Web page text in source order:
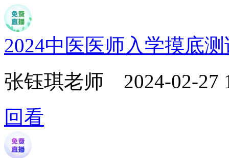
2024中医医师入学摸底
张钰琪老师 2024-02-27
回看